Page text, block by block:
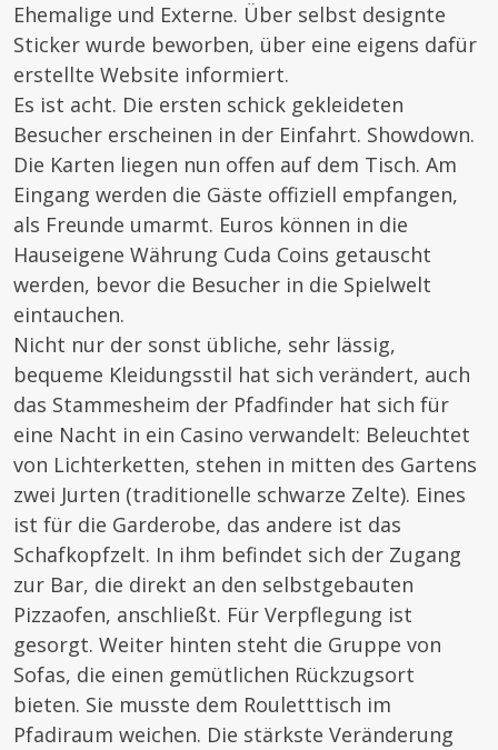
Ehemalige und Externe. Über selbst designte
Sticker wurde beworben, über eine eigens dafür
erstellte Website informiert.
Es ist acht. Die ersten schick gekleideten
Besucher erscheinen in der Einfahrt. Showdown.
Die Karten liegen nun offen auf dem Tisch. Am
Eingang werden die Gäste offiziell empfangen,
als Freunde umarmt. Euros können in die
Hauseigene Währung Cuda Coins getauscht
werden, bevor die Besucher in die Spielwelt
eintauchen.
Nicht nur der sonst übliche, sehr lässig,
bequeme Kleidungsstil hat sich verändert, auch
das Stammesheim der Pfadfinder hat sich für
eine Nacht in ein Casino verwandelt: Beleuchtet
von Lichterketten, stehen in mitten des Gartens
zwei Jurten (traditionelle schwarze Zelte). Eines
ist für die Garderobe, das andere ist das
Schafkopfzelt. In ihm befindet sich der Zugang
zur Bar, die direkt an den selbstgebauten
Pizzaofen, anschließt. Für Verpflegung ist
gesorgt. Weiter hinten steht die Gruppe von
Sofas, die einen gemütlichen Rückzugsort
bieten. Sie musste dem Rouletttisch im
Pfadiraum weichen. Die stärkste Veränderung